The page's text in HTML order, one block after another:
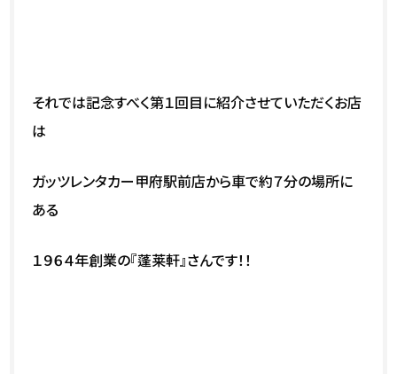
それでは記念すべく第１回目に紹介させていただくお店
は
ガッツレンタカー甲府駅前店から車で約７分の場所に
ある
１９６４年創業の『蓬莱軒』さんです！！